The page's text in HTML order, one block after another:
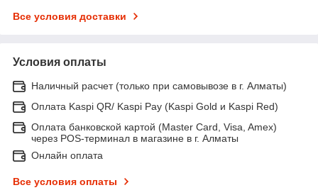
Все условия доставки
Условия оплаты
Наличный расчет (только при самовывозе в г. Алматы)
Оплата Kaspi QR/ Kaspi Pay (Kaspi Gold и Kaspi Red)
Оплата банковской картой (Master Card, Visa, Amex)
через POS-терминал в магазине в г. Алматы
Онлайн оплата
Все условия оплаты